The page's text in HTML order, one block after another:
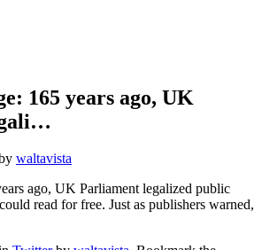
165 years ago, UK
waltavista
ago, UK Parliament legalized public
read for free. Just as publishers warned,